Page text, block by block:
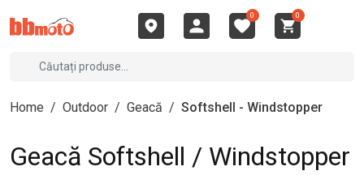
0 0
Home / Outdoor / Geacă / Softshell - Windstopper
Geacă Softshell / Windstopper